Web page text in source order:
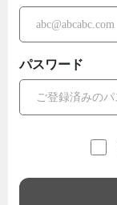
パスワード